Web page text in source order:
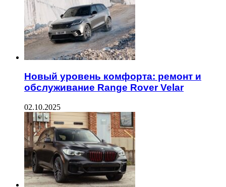
Новый уровень комфорта: ремонт и
обслуживание Range Rover Velar
02.10.2025